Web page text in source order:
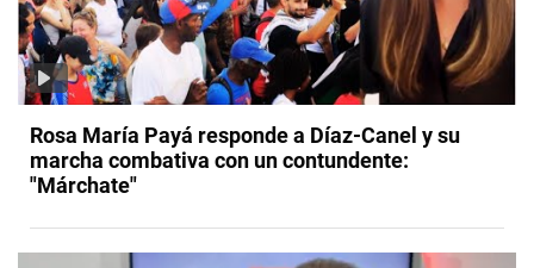
Rosa María Payá responde a Díaz-Canel y su
marcha combativa con un contundente:
"Márchate"